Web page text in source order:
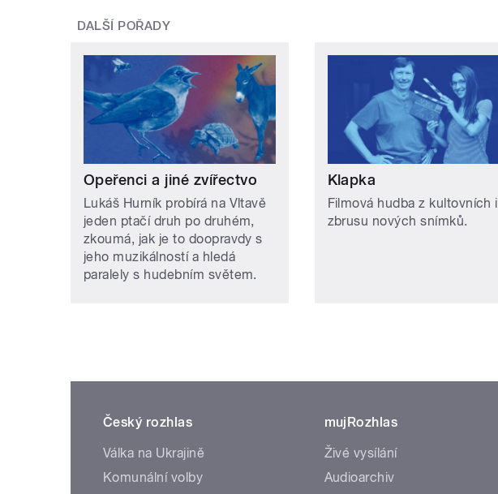
DALŠÍ POŘADY
Opeřenci a jiné zvířectvo
Lukáš Hurník probírá na Vltavě
jeden ptačí druh po druhém,
zkoumá, jak je to doopravdy s
jeho muzikálností a hledá
paralely s hudebním světem.
Klapka
Filmová hudba z kultovních i
zbrusu nových snímků.
Český rozhlas
Válka na Ukrajině
Komunální volby
mujRozhlas
Živé vysílání
Audioarchiv